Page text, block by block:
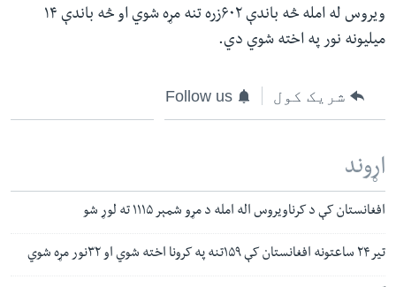
ویروس له امله څه باندې ۶۰۲زره تنه مړه شوي او څه باندې ۱۴
میلیونه نور په اخته شوي دي.
شریک کول Follow us
اړوند
افغانستان کې د کرناویروس اله امله د مړو شمېر ۱۱۱۵ ته لوړ شو
تیر۲۴ ساعتونه افغانستان کې ۱۵۹تنه په کرونا اخته شوي او ۳۲نور مړه شوي